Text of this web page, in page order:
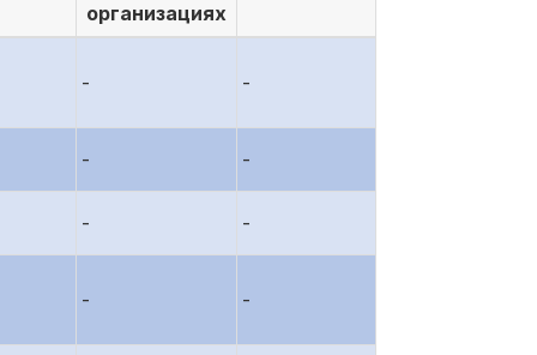
организациях
- -
- -
- -
- -